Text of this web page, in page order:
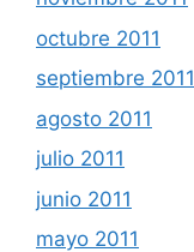
octubre 2011
septiembre 2011
agosto 2011
julio 2011
junio 2011
mayo 2011